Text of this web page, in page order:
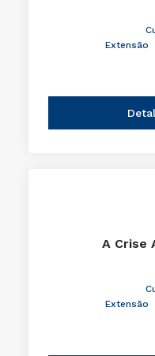
Extensão
A Crise
Extensão